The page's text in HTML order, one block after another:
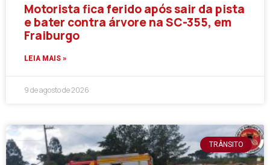
Motorista fica ferido após sair da pista
e bater contra árvore na SC-355, em
Fraiburgo
LEIA MAIS »
9 de agosto de 2026
TRÂNSITO